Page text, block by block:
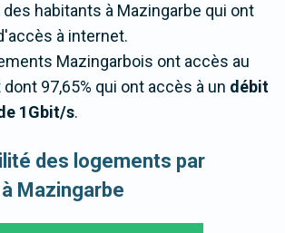
des habitants à Mazingarbe qui ont
à internet.
Mazingarbois ont accès au
97,65% qui ont accès à un débit
1Gbit/s.
des logements par
Mazingarbe